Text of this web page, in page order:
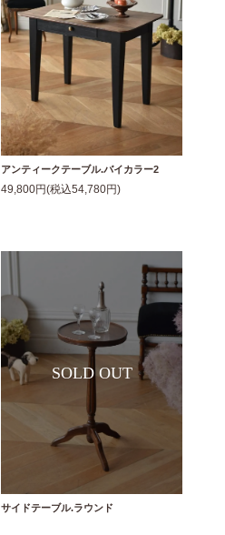
アンティークテーブル.バイカラー2
49,800円(税込54,780円)
サイドテーブル.ラウンド